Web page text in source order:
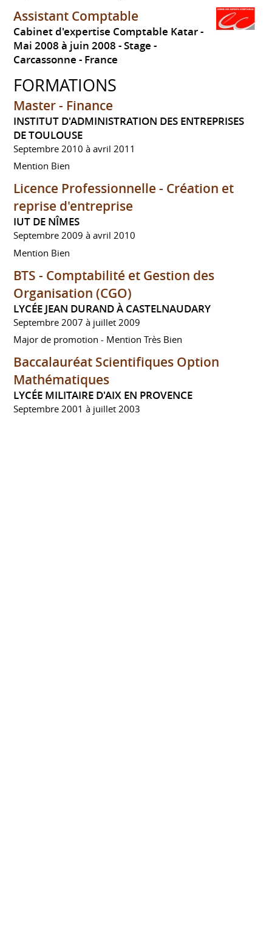
Assistant Comptable
Cabinet d'expertise Comptable Katar
Mai 2008 à juin 2008 Stage
Carcassonne
France
FORMATIONS
Master - Finance
INSTITUT D'ADMINISTRATION DES ENTREPRISES
DE TOULOUSE
Septembre 2010 à avril 2011
Mention Bien
Licence Professionnelle - Création et
reprise d'entreprise
IUT DE NÎMES
Septembre 2009 à avril 2010
Mention Bien
BTS - Comptabilité et Gestion des
Organisation (CGO)
LYCÉE JEAN DURAND À CASTELNAUDARY
Septembre 2007 à juillet 2009
Major de promotion - Mention Très Bien
Baccalauréat Scientifiques Option
Mathématiques
LYCÉE MILITAIRE D'AIX EN PROVENCE
Septembre 2001 à juillet 2003